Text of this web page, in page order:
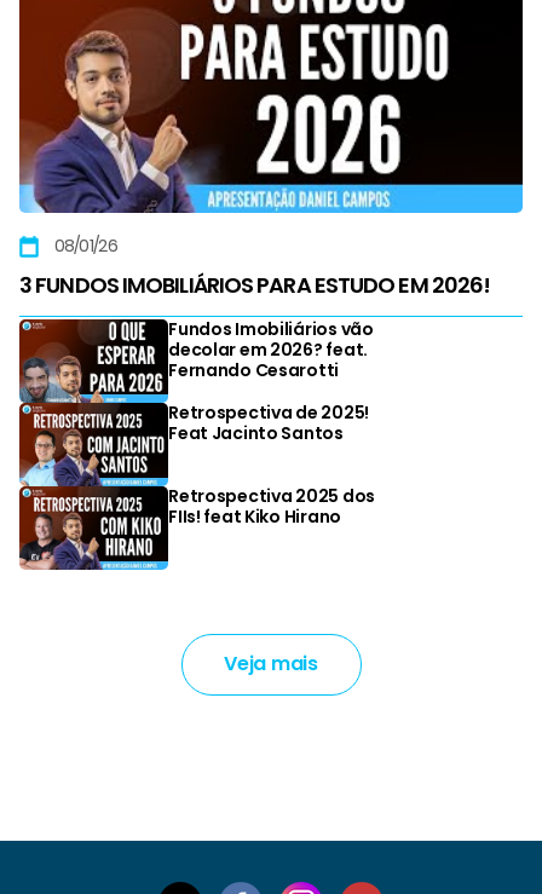
08/01/26
3 FUNDOS IMOBILIÁRIOS PARA ESTUDO EM 2026!
Fundos Imobiliários vão
decolar em 2026? feat.
Fernando Cesarotti
Retrospectiva de 2025!
Feat Jacinto Santos
Retrospectiva 2025 dos
FIIs! feat Kiko Hirano
Veja mais